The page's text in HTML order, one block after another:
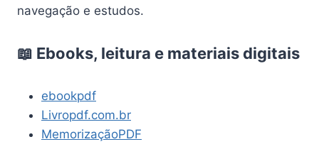
navegação e estudos.
📖 Ebooks, leitura e materiais digitais
ebookpdf
Livropdf.com.br
MemorizaçãoPDF